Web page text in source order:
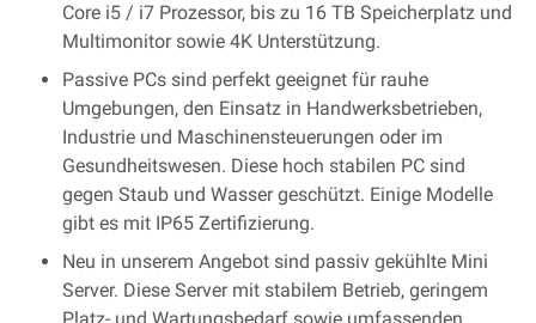
Core i5 / i7 Prozessor, bis zu 16 TB Speicherplatz und
Multimonitor sowie 4K Unterstützung.
Passive PCs sind perfekt geeignet für rauhe
Umgebungen, den Einsatz in Handwerksbetrieben,
Industrie und Maschinensteuerungen oder im
Gesundheitswesen. Diese hoch stabilen PC sind
gegen Staub und Wasser geschützt. Einige Modelle
gibt es mit IP65 Zertifizierung.
Neu in unserem Angebot sind passiv gekühlte Mini
Server. Diese Server mit stabilem Betrieb, geringem